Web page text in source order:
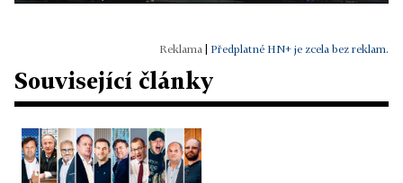
| Předplatné HN+ je zcela bez reklam.
Související články